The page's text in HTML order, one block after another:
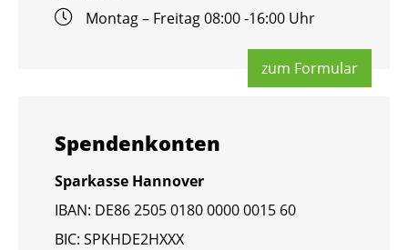
Mon­tag – Frei­tag 08:00 -16:00 Uhr
zum For­mu­lar
Spen­den­kon­ten
Spar­kas­se Han­no­ver
IBAN: DE86 2505 0180 0000 0015 60
BIC: SPKHDE2HXXX